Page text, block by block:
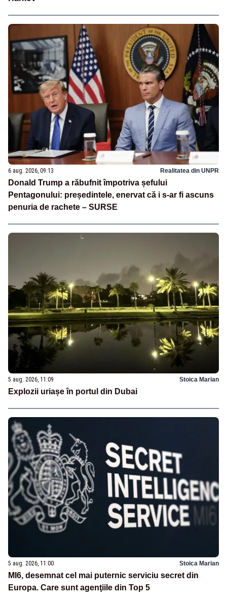
6 aug. 2026, 09:13 Realitatea din UNPR
Donald Trump a răbufnit împotriva șefului
Pentagonului: președintele, enervat că i s-ar fi ascuns
penuria de rachete – SURSE
5 aug. 2026, 11:09 Stoica Marian
Explozii uriașe în portul din Dubai
5 aug. 2026, 11:00 Stoica Marian
MI6, desemnat cel mai puternic serviciu secret din
Europa. Care sunt agenţiile din Top 5